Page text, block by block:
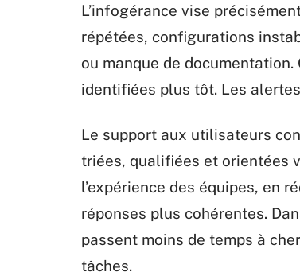
L’infogérance vise
répétées, configurations
ou manque de
identifiées plus tôt. Les
Le support aux utilisateurs
triées, qualifiées et orientées
l’expérience des équipes, en
réponses plus cohérentes.
passent moins de temps à
tâches.